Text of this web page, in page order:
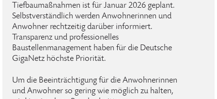
Tiefbaumaßnahmen ist für Januar 2026 geplant.
Selbstverständlich werden Anwohnerinnen und
Anwohner rechtzeitig darüber informiert.
Transparenz und professionelles
Baustellenmanagement haben für die Deutsche
GigaNetz höchste Priorität.
Um die Beeinträchtigung für die Anwohnerinnen
und Anwohner so gering wie möglich zu halten,